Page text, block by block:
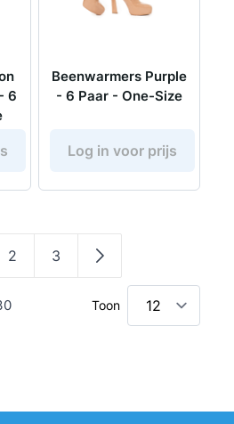
6
Beenwarmers Purple
- 6 Paar - One-Size
Log in voor prijs
momenteel pagina
Pagina
2 Pagina
3 Pagina
Toon